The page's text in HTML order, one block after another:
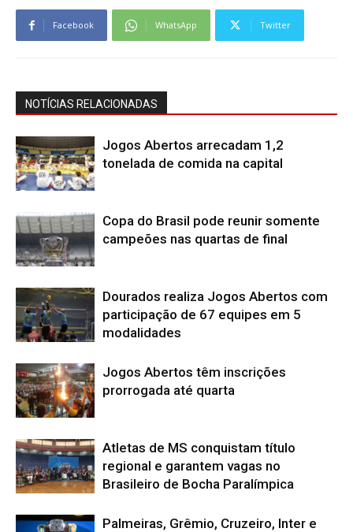
Facebook WhatsApp Twitter
NOTÍCIAS RELACIONADAS
Jogos Abertos arrecadam 1,2
tonelada de comida na capital
Copa do Brasil pode reunir somente
campeões nas quartas de final
Dourados realiza Jogos Abertos com
participação de 67 equipes em 5
modalidades
Jogos Abertos têm inscrições
prorrogada até quarta
Atletas de MS conquistam título
regional e garantem vagas no
Brasileiro de Bocha Paralímpica
Palmeiras, Grêmio, Cruzeiro, Inter e